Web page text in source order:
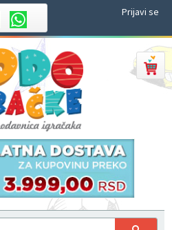
Prijavi se